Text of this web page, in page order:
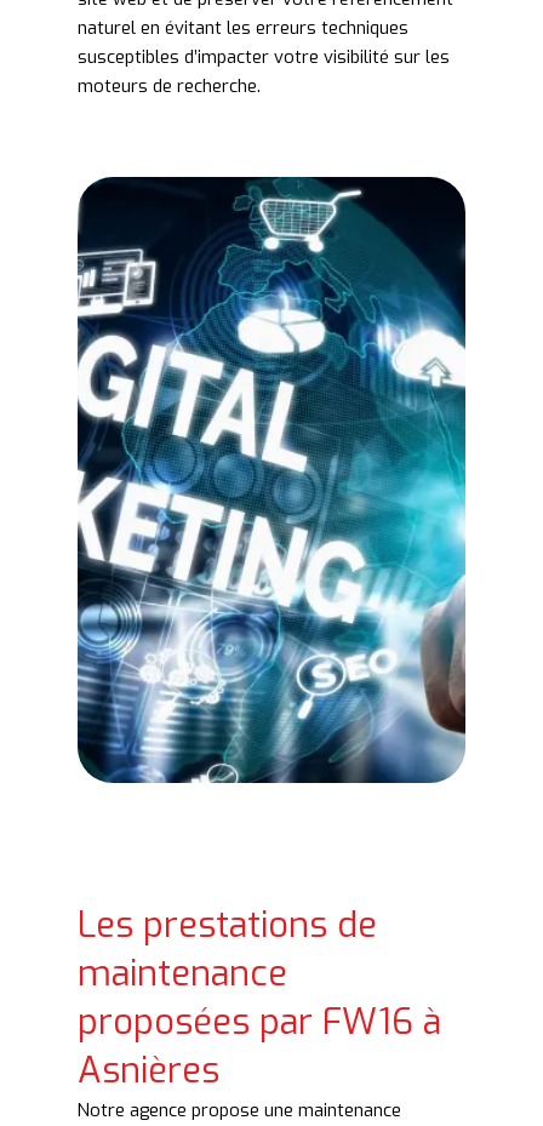
naturel en évitant les erreurs techniques
susceptibles d’impacter votre visibilité sur les
moteurs de recherche.
Les prestations de
maintenance
proposées par FW16 à
Asnières
Notre agence propose une maintenance